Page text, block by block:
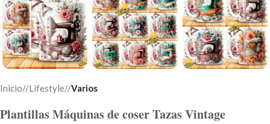
Inicio/ Lifestyle/ Varios
Plantillas Máquinas de coser Tazas Vintage